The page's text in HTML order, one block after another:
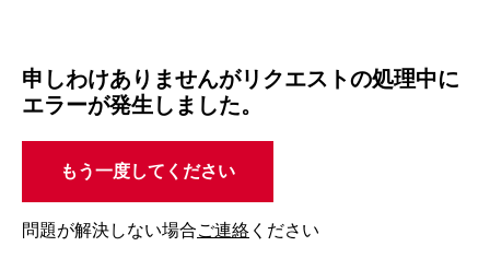
申しわけありませんがリクエストの処理中に
エラーが発生しました。
もう一度してください
問題が解決しない場合ご連絡 ください